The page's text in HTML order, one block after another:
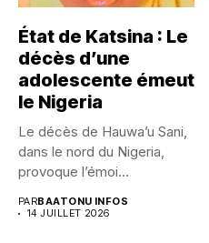
État de Katsina : Le
décès d’une
adolescente émeut
le Nigeria
Le décès de Hauwa’u Sani,
dans le nord du Nigeria,
provoque l’émoi...
PARBAATONU INFOS
14 JUILLET 2026